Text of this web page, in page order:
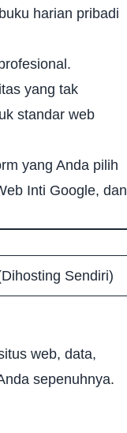
harian pribadi
yang tak
standar web
yang Anda pilih
Inti Google, dan
Sendiri)
web, data,
sepenuhnya.